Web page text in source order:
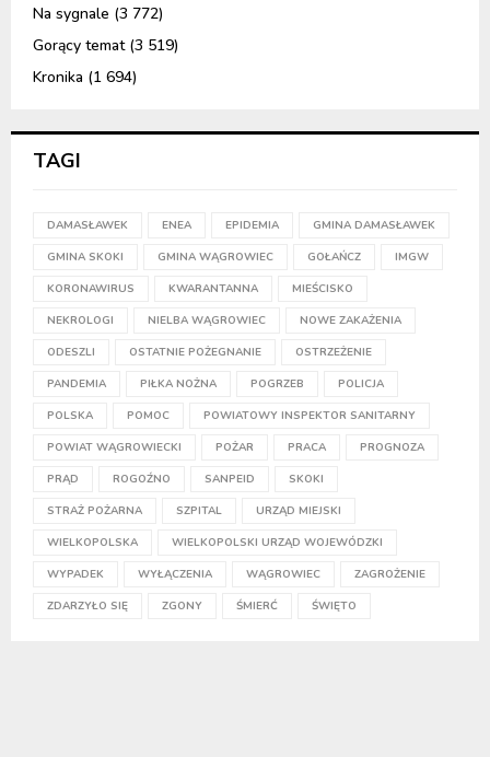
Na sygnale (3 772)
Gorący temat(3 519)
Kronika (1 694)
TAGI
DAMASŁAWEK ENEA EPIDEMIA GMINA DAMASŁAWEK
GMINA SKOKI GMINA WĄGROWIEC GOŁAŃCZ IMGW
KORONAWIRUS KWARANTANNA MIEŚCISKO
NEKROLOGI NIELBA WĄGROWIEC NOWE ZAKAŻENIA
ODESZLI OSTATNIE POŻEGNANIE OSTRZEŻENIE
PANDEMIA PIŁKA NOŻNA POGRZEB POLICJA
POLSKA POMOC POWIATOWY INSPEKTOR SANITARNY
POWIAT WĄGROWIECKI POŻAR PRACA PROGNOZA
PRĄD ROGOŹNO SANPEID SKOKI
STRAŻ POŻARNA SZPITAL URZĄD MIEJSKI
WIELKOPOLSKA WIELKOPOLSKI URZĄD WOJEWÓDZKI
WYPADEK WYŁĄCZENIA WĄGROWIEC ZAGROŻENIE
ZDARZYŁO SIĘ ZGONY ŚMIERĆ ŚWIĘTO